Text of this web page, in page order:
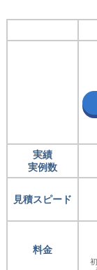
実績
実例数
見積スピード
料金